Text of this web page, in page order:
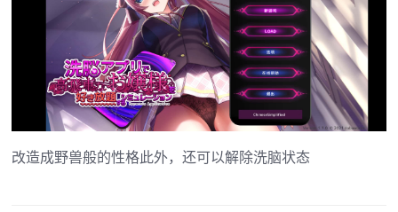
改造成野兽般的性格此外，还可以解除洗脑状态